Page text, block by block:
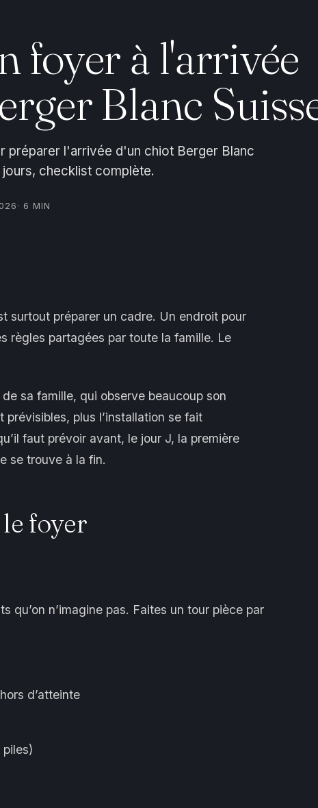
foyer à l'arrivée
Blanc
préparer l'arrivée d'un chiot Berger Blanc
checklist complète.
· 6 MIN
surtout préparer un cadre. Un endroit pour
règles partagées par toute la famille. Le
sa famille, qui observe beaucoup son
plus l’installation se fait
faut prévoir avant, le jour J, la première
se trouve à la fin.
foyer
qu’on n’imagine pas. Faites un tour pièce par
d’atteinte